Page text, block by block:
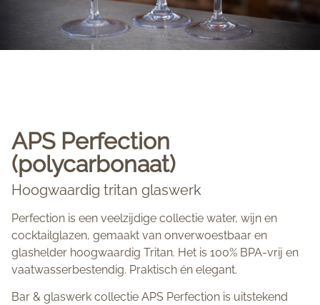
APS Perfection
(polycarbonaat)
Hoogwaardig tritan glaswerk
Perfection is een veelzijdige collectie water, wijn en
cocktailglazen, gemaakt van onverwoestbaar en
glashelder hoogwaardig Tritan. Het is 100% BPA-vrij en
vaatwasserbestendig. Praktisch én elegant.
Bar & glaswerk collectie APS Perfection is uitstekend